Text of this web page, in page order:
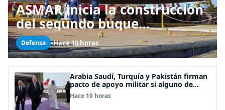
ASMAR inicia la construcción
del segundo buque
multipropósito LPD “Rapa
Nui”
Defensa •Hace 10 horas
Arabia Saudí, Turquía y Pakistán firman
pacto de apoyo militar si alguno de
ellos es atacado
Hace 10 horas